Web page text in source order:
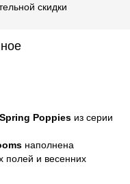
скидки
Spring Poppies из серии
наполнена
полей и весенних